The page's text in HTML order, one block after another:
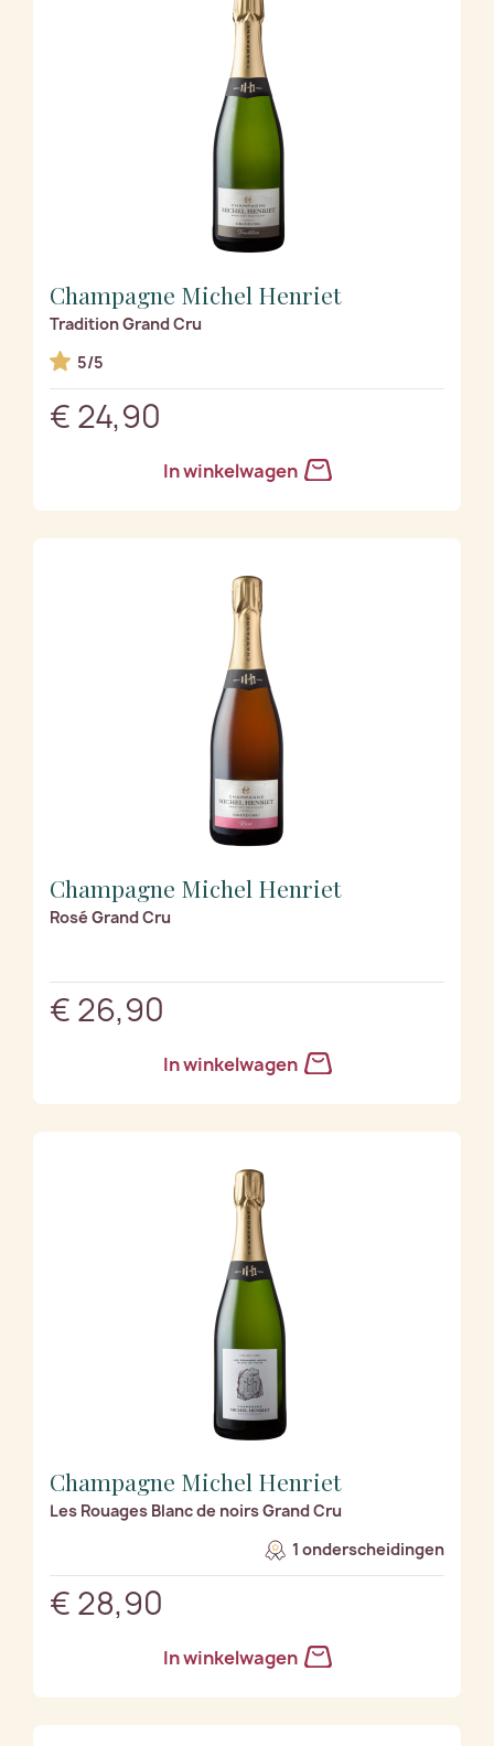
Champagne Michel Henriet
Tradition Grand Cru
5/5
€ 24,90
In winkelwagen
Champagne Michel Henriet
Rosé Grand Cru
€ 26,90
In winkelwagen
Champagne Michel Henriet
Les Rouages Blanc de noirs Grand Cru
1 onderscheidingen
€ 28,90
In winkelwagen